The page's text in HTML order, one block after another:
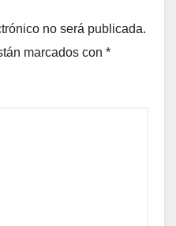
no será publicada.
marcados con *